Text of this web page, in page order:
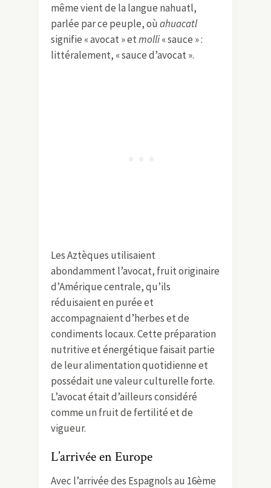
même vient de la langue nahuatl,
parlée par ce peuple, où ahuacatl
signifie « avocat » etmolli« sauce » :
littéralement, « sauce d’avocat ».
Les Aztèques utilisaient
abondamment l’avocat, fruit originaire
d’Amérique centrale, qu’ils
réduisaient en purée et
accompagnaient d’herbes et de
condiments locaux. Cette préparation
nutritive et énergétique faisait partie
de leur alimentation quotidienne et
possédait une valeur culturelle forte.
L’avocat était d’ailleurs considéré
comme un fruit de fertilité et de
vigueur.
L’arrivée en Europe
Avec l’arrivée des Espagnols au 16ème